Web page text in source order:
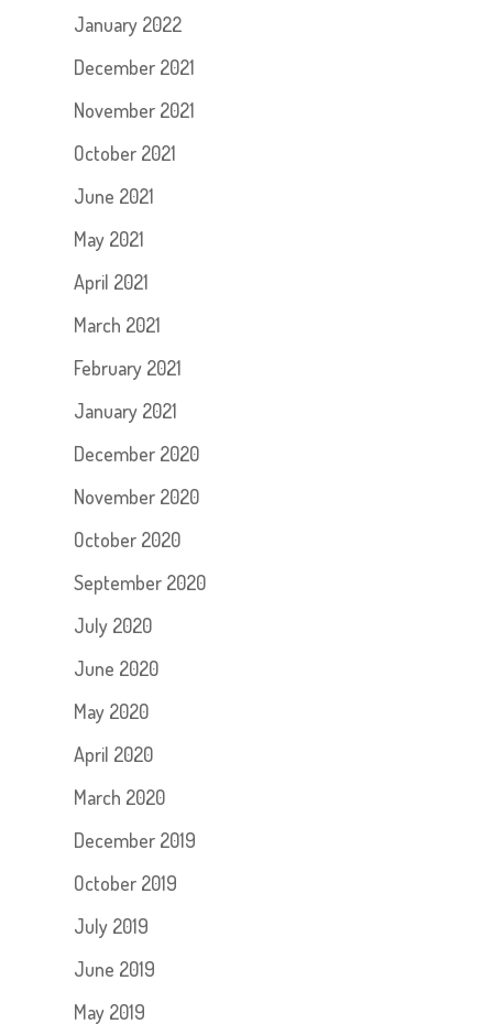
January 2022
December 2021
November 2021
October 2021
June 2021
May 2021
April 2021
March 2021
February 2021
January 2021
December 2020
November 2020
October 2020
September 2020
July 2020
June 2020
May 2020
April 2020
March 2020
December 2019
October 2019
July 2019
June 2019
May 2019